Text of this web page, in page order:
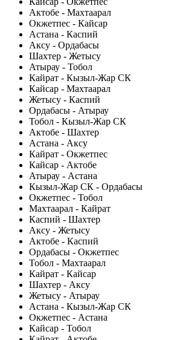
Актобе - Махтаарал
Окжетпес - Кайсар
Астана - Каспий
Аксу - Ордабасы
Шахтер - Жетысу
Атырау - Тобол
Кайрат - Кызыл-Жар СК
Кайсар - Махтаарал
Жетысу - Каспий
Ордабасы - Атырау
Тобол - Кызыл-Жар СК
Актобе - Шахтер
Астана - Аксу
Кайрат - Окжетпес
Кайсар - Актобе
Атырау - Астана
Кызыл-Жар СК - Ордабасы
Окжетпес - Тобол
Махтаарал - Кайрат
Каспий - Шахтер
Аксу - Жетысу
Актобе - Каспий
Ордабасы - Окжетпес
Тобол - Махтаарал
Кайрат - Кайсар
Шахтер - Аксу
Жетысу - Атырау
Астана - Кызыл-Жар СК
Окжетпес - Астана
Кайсар - Тобол